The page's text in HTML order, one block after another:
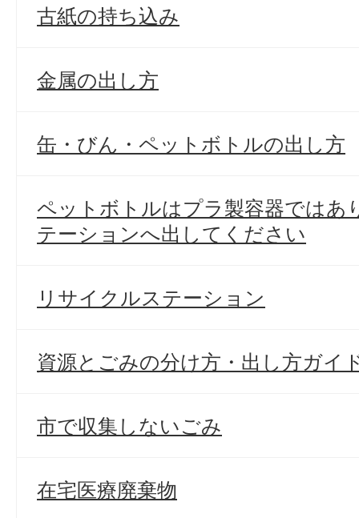
古紙の持ち込み
金属の出し方
缶・びん・ペットボトルの出し方
ペットボトルはプラ製容器ではあ
テーションへ出してください
リサイクルステーション
資源とごみの分け方・出し方ガイ
市で収集しないごみ
在宅医療廃棄物